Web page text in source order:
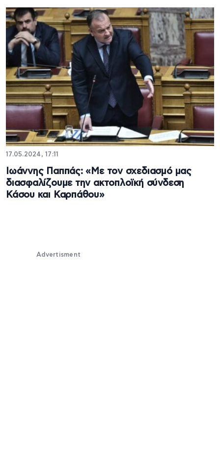
17.05.2024, 17:11
Ιωάννης Παππάς: «Με τον σχεδιασμό μας
διασφαλίζουμε την ακτοπλοϊκή σύνδεση
Κάσου και Καρπάθου»
Advertisment